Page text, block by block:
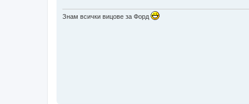
Знам всички вицове за Форд